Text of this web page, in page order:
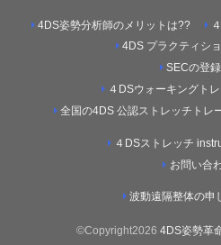
4DS姿勢分析師のメリットは??
4DS プラクティシ
SECの登
４DSウォーキング
全国の4DS 公認ストレッチトレ
４DSストレッチ
お問い合
波動遠隔整体の申
©Copyright2026 4DS姿勢革